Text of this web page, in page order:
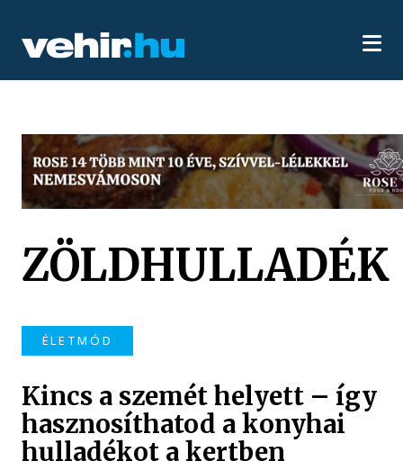
ZÖLDHULLADÉK
ÉLETMÓD
Kincs a szemét helyett – így
hasznosíthatod a konyhai
hulladékot a kertben